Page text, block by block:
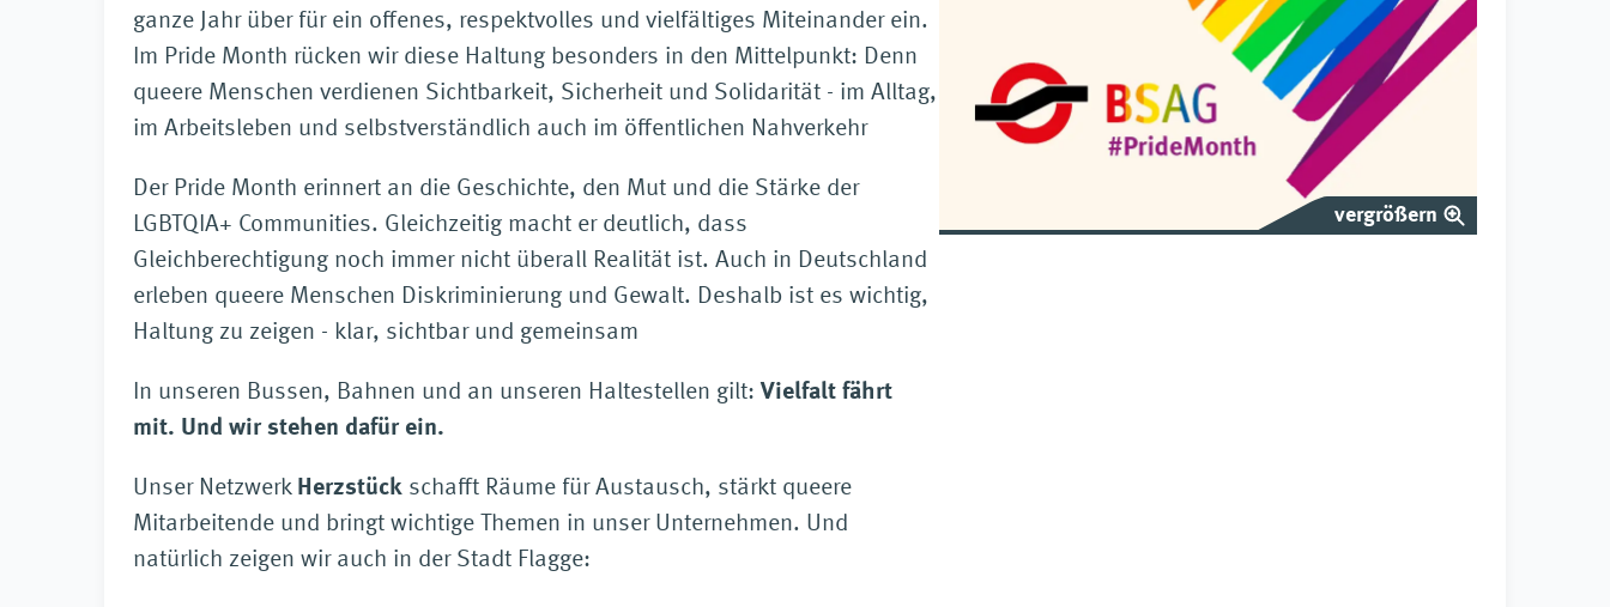
vergrößern
ganze Jahr über für ein offenes, respektvolles und vielfältiges Miteinander ein.
Im Pride Month rücken wir diese Haltung besonders in den Mittelpunkt: Denn
queere Menschen verdienen Sichtbarkeit, Sicherheit und Solidarität - im Alltag,
im Arbeitsleben und selbstverständlich auch im öffentlichen Nahverkehr
Der Pride Month erinnert an die Geschichte, den Mut und die Stärke der
LGBTQIA+ Communities. Gleichzeitig macht er deutlich, dass
Gleichberechtigung noch immer nicht überall Realität ist. Auch in Deutschland
erleben queere Menschen Diskriminierung und Gewalt. Deshalb ist es wichtig,
Haltung zu zeigen - klar, sichtbar und gemeinsam
In unseren Bussen, Bahnen und an unseren Haltestellen gilt:Vielfalt fährt
mit. Und wir stehen dafür ein.
Unser Netzwerk Herzstück schafft Räume für Austausch, stärkt queere
Mitarbeitende und bringt wichtige Themen in unser Unternehmen. Und
natürlich zeigen wir auch in der Stadt Flagge: